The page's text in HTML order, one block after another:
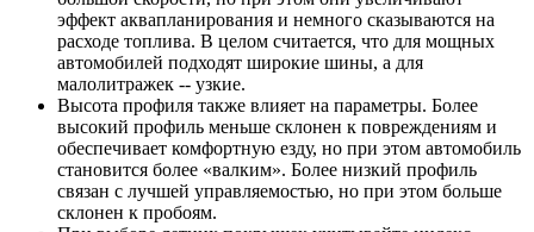
эффект аквапланирования и немного сказываются на
расходе топлива. В целом считается, что для мощных
автомобилей подходят широкие шины, а для
малолитражек -- узкие.
Высота профиля также влияет на параметры. Более
высокий профиль меньше склонен к повреждениям и
обеспечивает комфортную езду, но при этом автомобиль
становится более «валким». Более низкий профиль
связан с лучшей управляемостью, но при этом больше
склонен к пробоям.